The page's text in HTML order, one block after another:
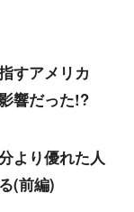
すアメリカ
響だった!?
より優れた人
(前編)